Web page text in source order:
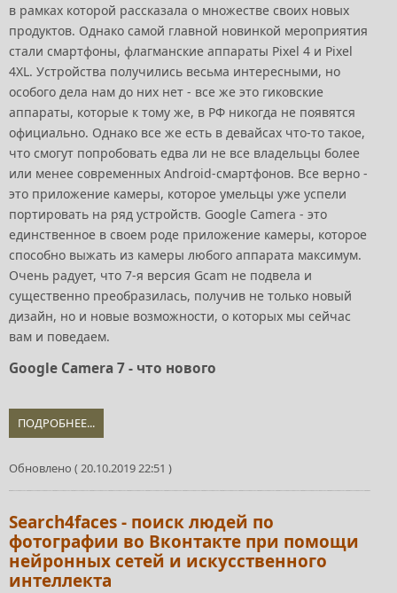
в рамках которой рассказала о множестве своих новых
продуктов. Однако самой главной новинкой мероприятия
стали смартфоны, флагманские аппараты Pixel 4 и Pixel
4XL. Устройства получились весьма интересными, но
особого дела нам до них нет - все же это гиковские
аппараты, которые к тому же, в РФ никогда не появятся
официально. Однако все же есть в девайсах что-то такое,
что смогут попробовать едва ли не все владельцы более
или менее современных Android-смартфонов. Все верно -
это приложение камеры, которое умельцы уже успели
портировать на ряд устройств. Google Camera - это
единственное в своем роде приложение камеры, которое
способно выжать из камеры любого аппарата максимум.
Очень радует, что 7-я версия Gcam не подвела и
существенно преобразилась, получив не только новый
дизайн, но и новые возможности, о которых мы сейчас
вам и поведаем.
Google Camera 7 - что нового
ПОДРОБНЕЕ...
Обновлено ( 20.10.2019 22:51 )
Search4faces - поиск людей по
фотографии во Вконтакте при помощи
нейронных сетей и искусственного
интеллекта